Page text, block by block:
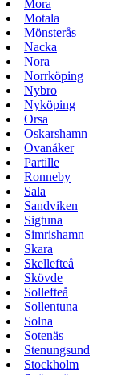
Mora
Motala
Mönsterås
Nacka
Nora
Norrköping
Nybro
Nyköping
Orsa
Oskarshamn
Ovanåker
Partille
Ronneby
Sala
Sandviken
Sigtuna
Simrishamn
Skara
Skellefteå
Skövde
Sollefteå
Sollentuna
Solna
Sotenäs
Stenungsund
Stockholm